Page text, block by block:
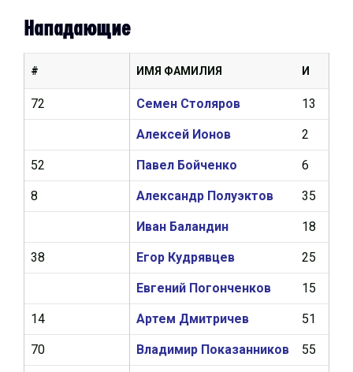
Нападающие
ИМЯ ФАМИЛИЯ И
Семен Столяров 13
Алексей Ионов 2
Павел Бойченко 6
Александр Полуэктов 35
Иван Баландин 18
Егор Кудрявцев 25
Евгений Погонченков 15
Артем Дмитричев 51
Владимир Показанников 55
#
72
52
8
38
14
70